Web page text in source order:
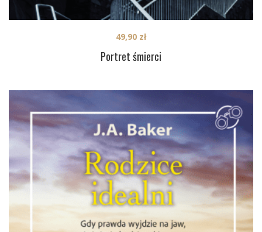
Portret śmierci
49,90 zł